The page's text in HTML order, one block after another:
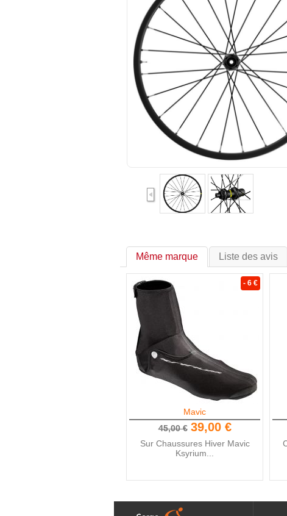
Même marque Liste des avis
- 6 €
Mavic
45,00 € 39,00 €
Sur Chaussures Hiver Mavic
Ksyrium...